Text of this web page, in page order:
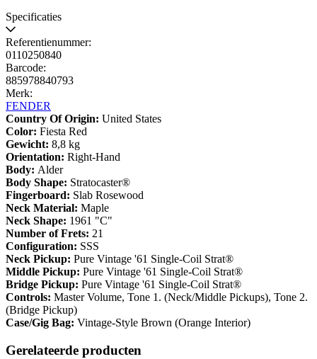
Specificaties
Referentienummer:
0110250840
Barcode:
885978840793
Merk:
FENDER
Country Of Origin: United States
Color: Fiesta Red
Gewicht: 8,8 kg
Orientation: Right-Hand
Body: Alder
Body Shape: Stratocaster®
Fingerboard: Slab Rosewood
Neck Material: Maple
Neck Shape: 1961 "C"
Number of Frets: 21
Configuration: SSS
Neck Pickup: Pure Vintage '61 Single-Coil Strat®
Middle Pickup: Pure Vintage '61 Single-Coil Strat®
Bridge Pickup: Pure Vintage '61 Single-Coil Strat®
Controls: Master Volume, Tone 1. (Neck/Middle Pickups), Tone 2.
(Bridge Pickup)
Case/Gig Bag: Vintage-Style Brown (Orange Interior)
Gerelateerde producten